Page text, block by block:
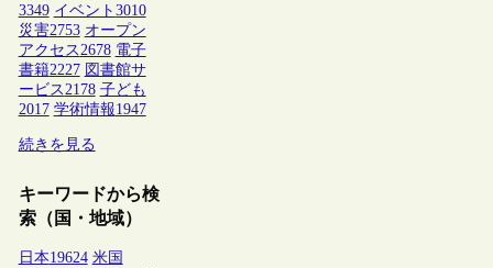
3349 イベント 3010
災害2753 オープン
アクセス 2678 電子
書籍2227 図書館サ
ービス 2178 子ども
2017 学術情報1947
続きを見る
キーワードから検
索（国・地域）
日本19624 米国